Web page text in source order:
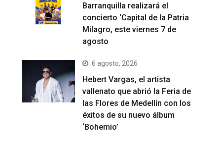
Barranquilla realizará el
concierto ‘Capital de la Patria
Milagro, este viernes 7 de
agosto
6 agosto, 2026
Hebert Vargas, el artista
vallenato que abrió la Feria de
las Flores de Medellín con los
éxitos de su nuevo álbum
‘Bohemio’